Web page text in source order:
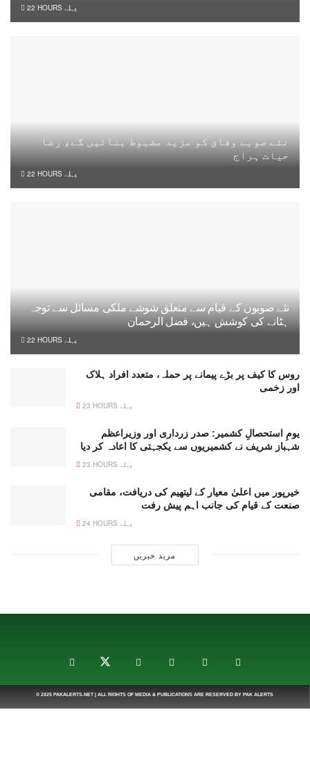
22 HOURS پہلے
نئے صوبے وفاق کو مزید مضبوط بنائیں گے، رضا
حیات ہراج
22 HOURS پہلے
نئے صوبوں کے قیام سے متعلق شوشے ملکی مسائل سے توجہ
ہٹانے کی کوشش ہیں، فضل الرحمان
22 HOURS پہلے
روس کا کیف پر بڑے پیمانے پر حملہ، متعدد افراد ہلاک
اور زخمی
23 HOURS پہلے
یومِ استحصالِ کشمیر: صدر زرداری اور وزیراعظم
شہباز شریف نے کشمیریوں سے یکجہتی کا اعادہ کر دیا
23 HOURS پہلے
خیرپور میں اعلیٰ معیار کے لیتھیم کی دریافت، مقامی
صنعت کے قیام کی جانب اہم پیش رفت
24 HOURS پہلے
مزید خبریں
© 2025 PAKALERTS.NET| ALL RIGHTS OF MEDIA & PUBLICATIONS ARE RESERVED BY PAK ALERTS